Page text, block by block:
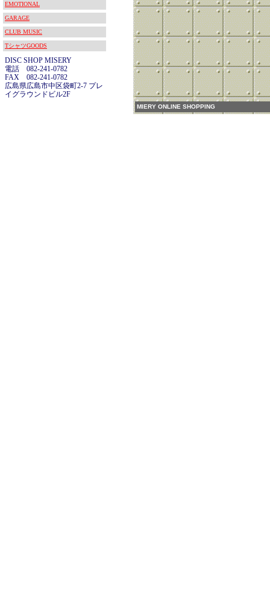
EMOTIONAL
GARAGE
CLUB MUSIC
TシャツGOODS
DISC SHOP MISERY
電話 082-241-0782
FAX 082-241-0782
広島県広島市中区袋町2-7 プレ
イグラウンドビル2F
MIERY ONLINE SHOPPING